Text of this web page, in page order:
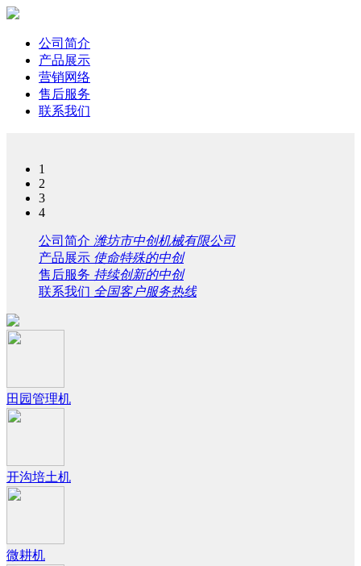
公司简介
产品展示
营销网络
售后服务
联系我们
1
2
3
4
公司简介 潍坊市中创机械有限公司
产品展示 使命特殊的中创
售后服务 持续创新的中创
联系我们 全国客户服务热线
田园管理机
开沟培土机
微耕机